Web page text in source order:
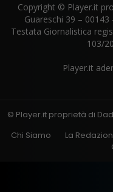
Copyright © Player.it
Guareschi 39 –
Testata Giornalistica
103/
Player.it
© Player.it proprietà di
Chi Siamo
La